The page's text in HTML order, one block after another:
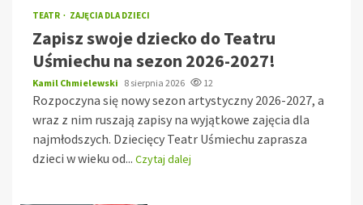
TEATR ZAJĘCIA DLA DZIECI
Zapisz swoje dziecko do Teatru
Uśmiechu na sezon 2026-2027!
Kamil Chmielewski 8 sierpnia 2026 12
Rozpoczyna się nowy sezon artystyczny 2026-2027, a
wraz z nim ruszają zapisy na wyjątkowe zajęcia dla
najmłodszych. Dziecięcy Teatr Uśmiechu zaprasza
dzieci w wieku od... Czytaj dalej